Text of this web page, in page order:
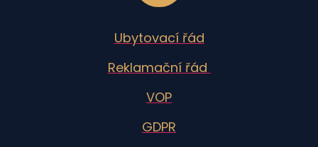
Ubytovací řád
Reklamační řád
VOP
GDPR